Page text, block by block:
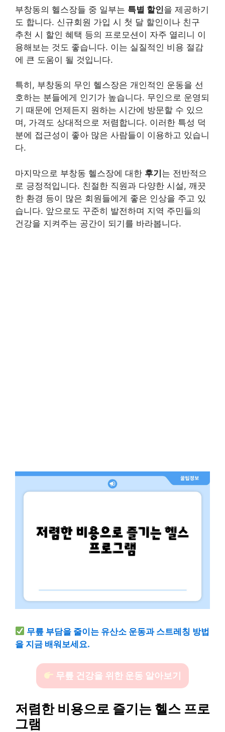
부창동의 헬스장들 중 일부는 특별 할인을 제공하기
도 합니다. 신규회원 가입 시 첫 달 할인이나 친구
추천 시 할인 혜택 등의 프로모션이 자주 열리니 이
용해보는 것도 좋습니다. 이는 실질적인 비용 절감
에 큰 도움이 될 것입니다.
특히, 부창동의 무인 헬스장은 개인적인 운동을 선
호하는 분들에게 인기가 높습니다. 무인으로 운영되
기 때문에 언제든지 원하는 시간에 방문할 수 있으
며, 가격도 상대적으로 저렴합니다. 이러한 특성 덕
분에 접근성이 좋아 많은 사람들이 이용하고 있습니
다.
마지막으로 부창동 헬스장에 대한 후기는 전반적으
로 긍정적입니다. 친절한 직원과 다양한 시설, 깨끗
한 환경 등이 많은 회원들에게 좋은 인상을 주고 있
습니다. 앞으로도 꾸준히 발전하며 지역 주민들의
건강을 지켜주는 공간이 되기를 바라봅니다.
무릎 부담을 줄이는 유산소 운동과 스트레칭 방법
을 지금 배워보세요.
무릎 건강을 위한 운동 알아보기
저렴한 비용으로 즐기는 헬스 프로
그램